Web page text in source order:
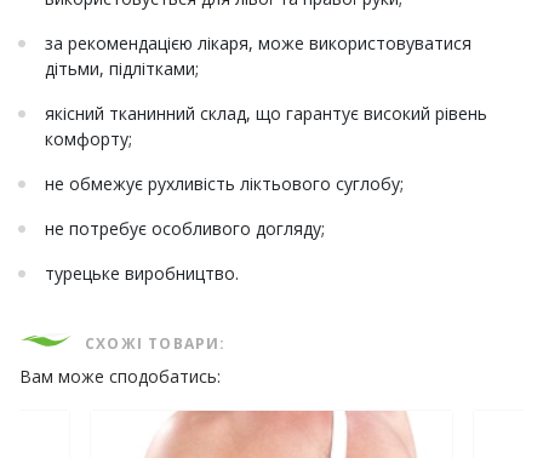
за рекомендацією лікаря, може використовуватися
дітьми, підлітками;
якісний тканинний склад, що гарантує високий рівень
комфорту;
не обмежує рухливість ліктьового суглобу;
не потребує особливого догляду;
турецьке виробництво.
СХОЖІ ТОВАРИ:
Вам може сподобатись: